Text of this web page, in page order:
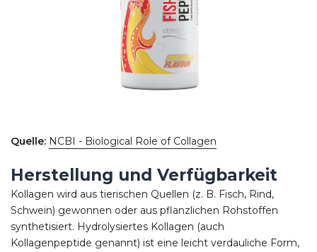
Quelle: NCBI - Biological Role of Collagen
Herstellung und Verfügbarkeit
Kollagen wird aus tierischen Quellen (z. B. Fisch, Rind,
Schwein) gewonnen oder aus pflanzlichen Rohstoffen
synthetisiert. Hydrolysiertes Kollagen (auch
Kollagenpeptide genannt) ist eine leicht verdauliche Form,